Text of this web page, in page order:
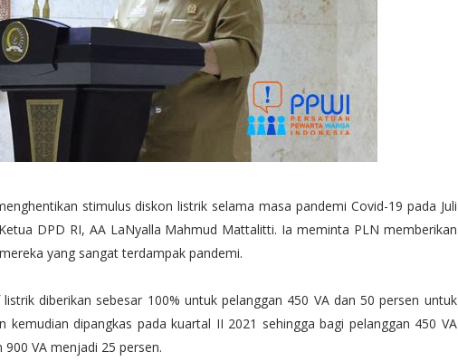
stimulus diskon listrik selama masa pandemi Covid-19 pada Juli
DPD RI, AA LaNyalla Mahmud Mattalitti. Ia meminta PLN memberikan
yang sangat terdampak pandemi.
diberikan sebesar 100% untuk pelanggan 450 VA dan 50 persen untuk
kemudian dipangkas pada kuartal II 2021 sehingga bagi pelanggan 450 VA
VA menjadi 25 persen.